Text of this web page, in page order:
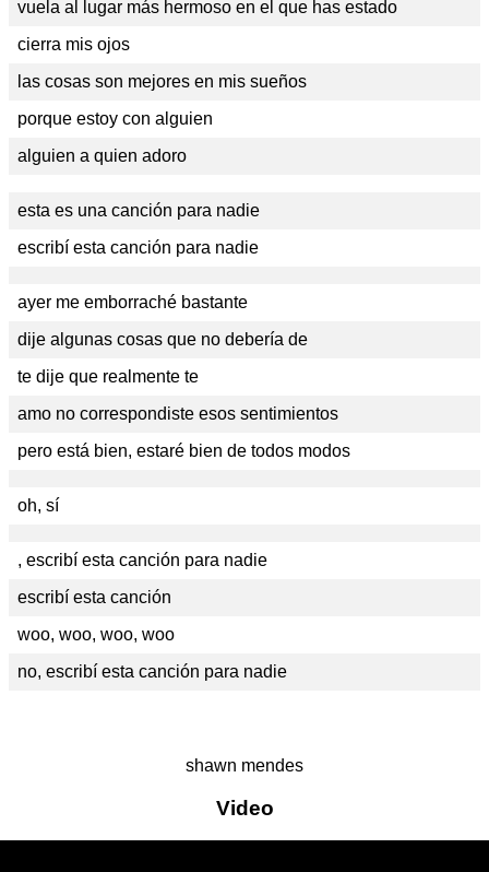
vuela al lugar más hermoso en el que has estado
cierra mis ojos
las cosas son mejores en mis sueños
porque estoy con alguien
alguien a quien adoro
esta es una canción para nadie
escribí esta canción para nadie
ayer me emborraché bastante
dije algunas cosas que no debería de
te dije que realmente te
amo no correspondiste esos sentimientos
pero está bien, estaré bien de todos modos
oh, sí
, escribí esta canción para nadie
escribí esta canción
woo, woo, woo, woo
no, escribí esta canción para nadie
shawn mendes
Video